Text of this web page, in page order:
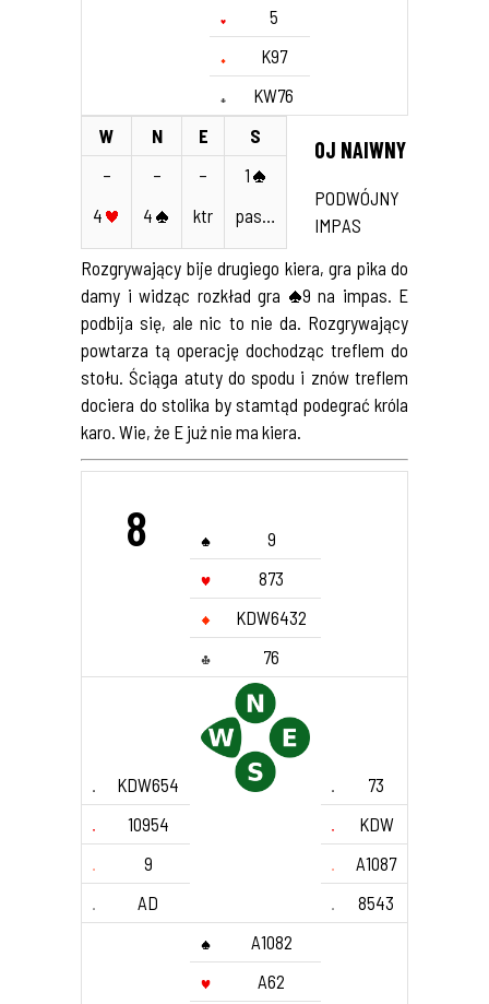
5
K97
KW76
W
N E
S
–
4
–
4
–
ktr
1
pas…
OJ NAIWNY
PODWÓJNY
IMPAS
Rozgrywający bije drugiego kiera, gra pika do
damy i widząc rozkład gra
9 na impas. E
podbija się, ale nic to nie da. Rozgrywający
powtarza tą operację dochodząc treflem do
stołu. Ściąga atuty do spodu i znów treflem
dociera do stolika by stamtąd podegrać króla
karo. Wie, że E już nie ma kiera.
8
9
873
KDW6432
76
KDW654
73
10954
KDW
9
A1087
AD
8543
A1082
A62